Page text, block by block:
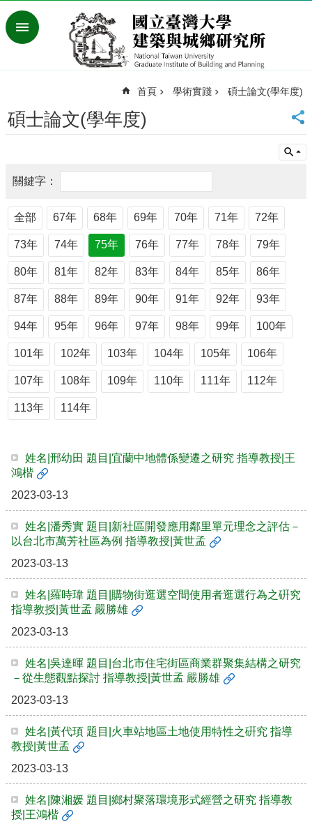
跳到主要內容區塊
進
灣
大
English
最
新
消
息
系
所
簡
介
系
所
成
員
資
訊
課
程
資
訊
成
果
學
實
國
際
交
規
定
表
單
首頁 學術實踐 碩士論文(學年度)
碩士論文(學年度)
全部 67年 68年 69年 70年 71年 72年
73年 74年 75年 76年 77年 78年 79年
80年 81年 82年 83年 84年 85年 86年
87年 88年 89年 90年 91年 92年 93年
94年 95年 96年 97年 98年 99年 100年
101年 102年 103年 104年 105年 106年
107年 108年 109年 110年 111年 112年
113年 114年
姓名|邢幼田 題目|宜蘭中地體係變遷之研究 指導教授|王
鴻楷
2023-03-13
姓名|潘秀實 題目|新社區開發應用鄰里單元理念之評估－
以台北市萬芳社區為例 指導教授|黃世孟
2023-03-13
姓名|羅時瑋 題目|購物街逛選空間使用者逛選行為之硏究
指導教授|黃世孟 嚴勝雄
2023-03-13
姓名|吳達暉 題目|台北市住宅街區商業群聚集結構之研究
－從生態觀點探討 指導教授|黃世孟 嚴勝雄
2023-03-13
姓名|黃代頊 題目|火車站地區土地使用特性之硏究 指導
教授|黃世孟
2023-03-13
姓名|陳湘媛 題目|鄉村聚落環境形式經營之研究 指導教
授|王鴻楷